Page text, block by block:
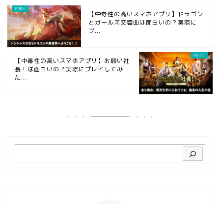
【中毒性の高いスマホアプリ】ドラゴン
とガールズ交響曲は面白いの？実際に
プ...
【中毒性の高いスマホアプリ】お願い社
長！は面白いの？実際にプレイしてみ
た...